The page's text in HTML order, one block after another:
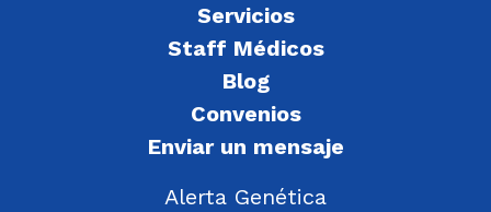
Servicios
Staff Médicos
Blog
Convenios
Enviar un mensaje
Alerta Genética